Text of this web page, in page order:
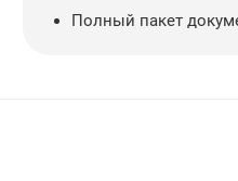
Полный пакет